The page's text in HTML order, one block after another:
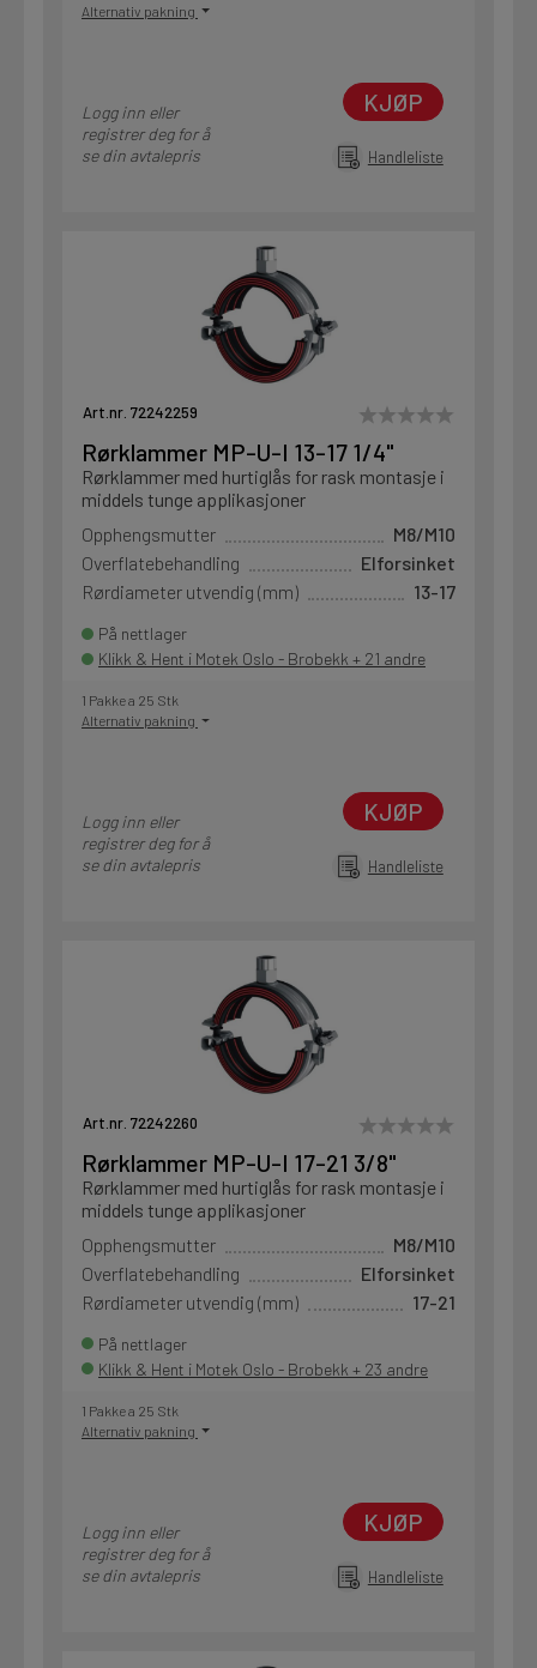
Alternativ pakning
Logg inn eller
registrer deg for å
se din avtalepris
KJØP
Handleliste
Art.nr. 72242259
Rørklammer MP-U-I 13-17 1/4"
Rørklammer med hurtiglås for rask montasje i
middels tunge applikasjoner
Opphengsmutter
M8/M10
Overflatebehandling
Elforsinket
Rørdiameter utvendig (mm)
13-17
På nettlager
Klikk & Hent i Motek Oslo - Brobekk + 21 andre
1 Pakke a 25 Stk
Alternativ pakning
Logg inn eller
registrer deg for å
se din avtalepris
KJØP
Handleliste
Art.nr. 72242260
Rørklammer MP-U-I 17-21 3/8"
Rørklammer med hurtiglås for rask montasje i
middels tunge applikasjoner
Opphengsmutter
M8/M10
Overflatebehandling
Elforsinket
Rørdiameter utvendig (mm)
17-21
På nettlager
Klikk & Hent i Motek Oslo - Brobekk + 23 andre
1 Pakke a 25 Stk
Alternativ pakning
Logg inn eller
registrer deg for å
se din avtalepris
KJØP
Handleliste